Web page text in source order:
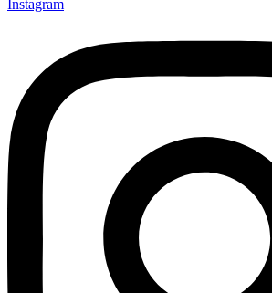
Instagram